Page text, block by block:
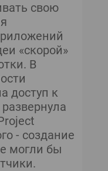
ТЕКУЩИЙ НОМЕР
свою
«скорой»
В
доступ к
- создание
могли бы